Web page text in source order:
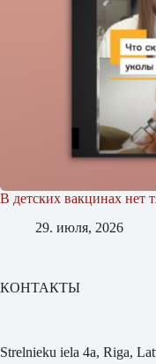
В детских вакцинах нет
29. июля, 2026
КОНТАКТЫ
Strelnieku iela 4a, Riga,